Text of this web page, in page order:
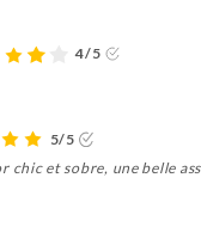
4/5
5/5
chic et sobre, une belle